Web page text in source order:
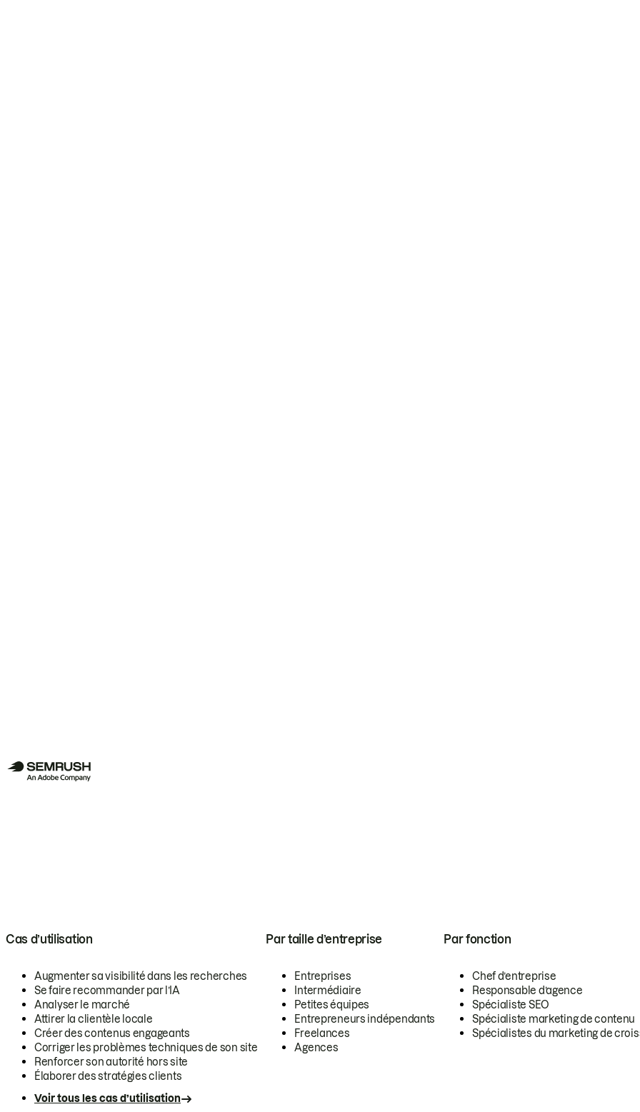
Cas d’utilisation
Augmenter sa visibilité dans les recherches
Se faire recommander par l’IA
Analyser le marché
Attirer la clientèle locale
Créer des contenus engageants
Corriger les problèmes techniques de son site
Renforcer son autorité hors site
Élaborer des stratégies clients
Voir tous les cas d’utilisation
Par taille d’entreprise
Entreprises
Intermédiaire
Petites équipes
Entrepreneurs indépendants
Freelances
Agences
Par fonction
Chef d’entreprise
Responsable d’agence
Spécialiste SEO
Spécialiste marketing de contenu
Spécialistes du marketing de